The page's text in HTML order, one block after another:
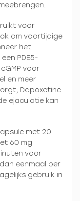
voor
om voortijdige
het
PDE5-
voor
en meer
Dapoxetine
ejaculatie kan
met 20
60 mg
voor
eenmaal per
gebruik in